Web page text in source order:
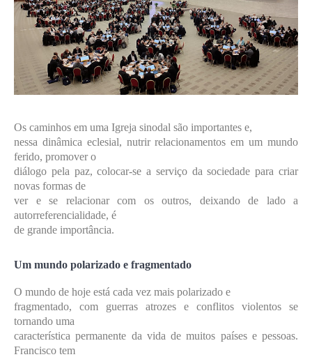
Os caminhos em uma Igreja sinodal são importantes e,
nessa dinâmica eclesial, nutrir relacionamentos em um mundo
ferido, promover o
diálogo pela paz, colocar-se a serviço da sociedade para criar
novas formas de
ver e se relacionar com os outros, deixando de lado a
autorreferencialidade, é
de grande importância.
Um mundo polarizado e fragmentado
O mundo de hoje está cada vez mais polarizado e
fragmentado, com guerras atrozes e conflitos violentos se
tornando uma
característica permanente da vida de muitos países e pessoas.
Francisco tem